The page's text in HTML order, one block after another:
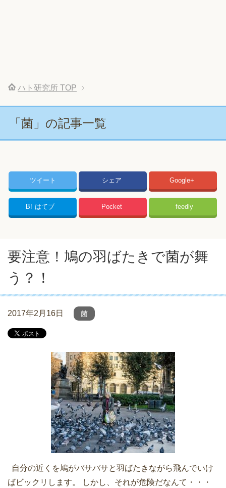
ハト研究所 TOP
「菌」の記事一覧
ツイート シェア Google+
B! はてブ Pocket feedly
要注意！鳩の羽ばたきで菌が舞
う？！
2017年2月16日 菌
自分の近くを鳩がバサバサと羽ばたきながら飛んでいけ
ばビックリします。 しかし、それが危険だなんて・・・